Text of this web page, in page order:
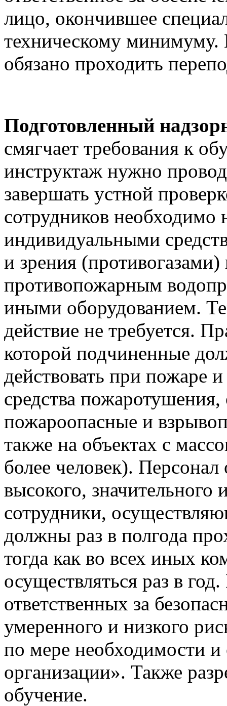
лицо, окончившее
техническому минимуму.
обязано проходить
Подготовленный
смягчает требования к
инструктаж нужно
завершать устной
сотрудников необходимо
индивидуальными
и зрения
противопожарным
иными оборудованием.
действие не требуется.
которой подчиненные
действовать при пожаре
средства пожаротушения,
пожароопасные и
также на объектах с
более человек).
высокого, значительного
сотрудники,
должны раз в полгода
тогда как во всех иных
осуществляться раз в
ответственных за
умеренного и низкого
по мере необходимости и
организации». Также
обучение.